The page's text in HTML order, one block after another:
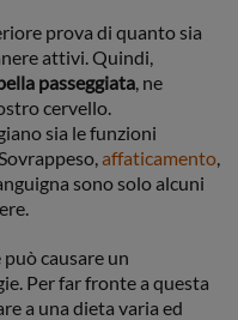
prova di quanto sia
attivi. Quindi,
passeggiata, ne
cervello.
sia le funzioni
affaticamento,
sono solo alcuni
causare un
Per far fronte a questa
a una dieta varia ed